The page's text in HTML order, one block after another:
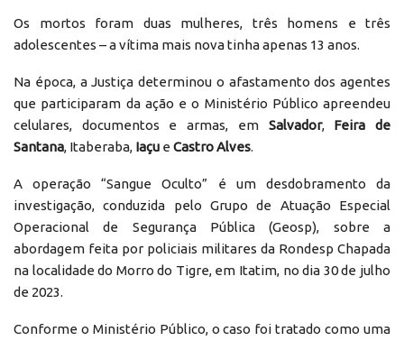
Os mortos foram duas mulheres, três homens e três
adolescentes – a vítima mais nova tinha apenas 13 anos.
Na época, a Justiça determinou o afastamento dos agentes
que participaram da ação e o Ministério Público apreendeu
celulares, documentos e armas, em Salvador, Feira de
Santana, Itaberaba, Iaçu e Castro Alves.
A operação “Sangue Oculto” é um desdobramento da
investigação, conduzida pelo Grupo de Atuação Especial
Operacional de Segurança Pública (Geosp), sobre a
abordagem feita por policiais militares da Rondesp Chapada
na localidade do Morro do Tigre, em Itatim, no dia 30 de julho
de 2023.
Conforme o Ministério Público, o caso foi tratado como uma